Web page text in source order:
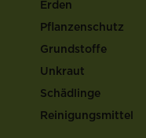
Erden
Pflanzenschutz
Grundstoffe
Unkraut
Schädlinge
Reinigungsmittel